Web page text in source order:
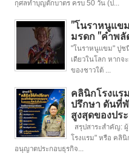
กุศลทำบุญตักบาตร ครบ 50 วัน (ป...
"โนราหนูแข
มรดก "คำพลั
"โนราหนูแขม" ปูช
เดียวในโลก หาก
ของชาวใต้ ...
คลินิกโรงแร
ปรึกษา ดันที่
สูงสุดของปร
สรุปสาระสำคัญ:
โรงแรม" หรือ คลิ
อนุญาตประกอบธุรกิจ...